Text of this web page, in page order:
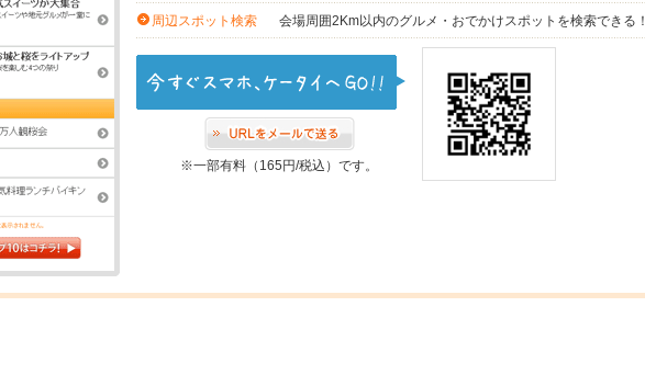
周辺スポット検索 会場周囲2Km以内のグルメ・おでかけスポットを検索できる！
※一部有料（165円/税込）です。